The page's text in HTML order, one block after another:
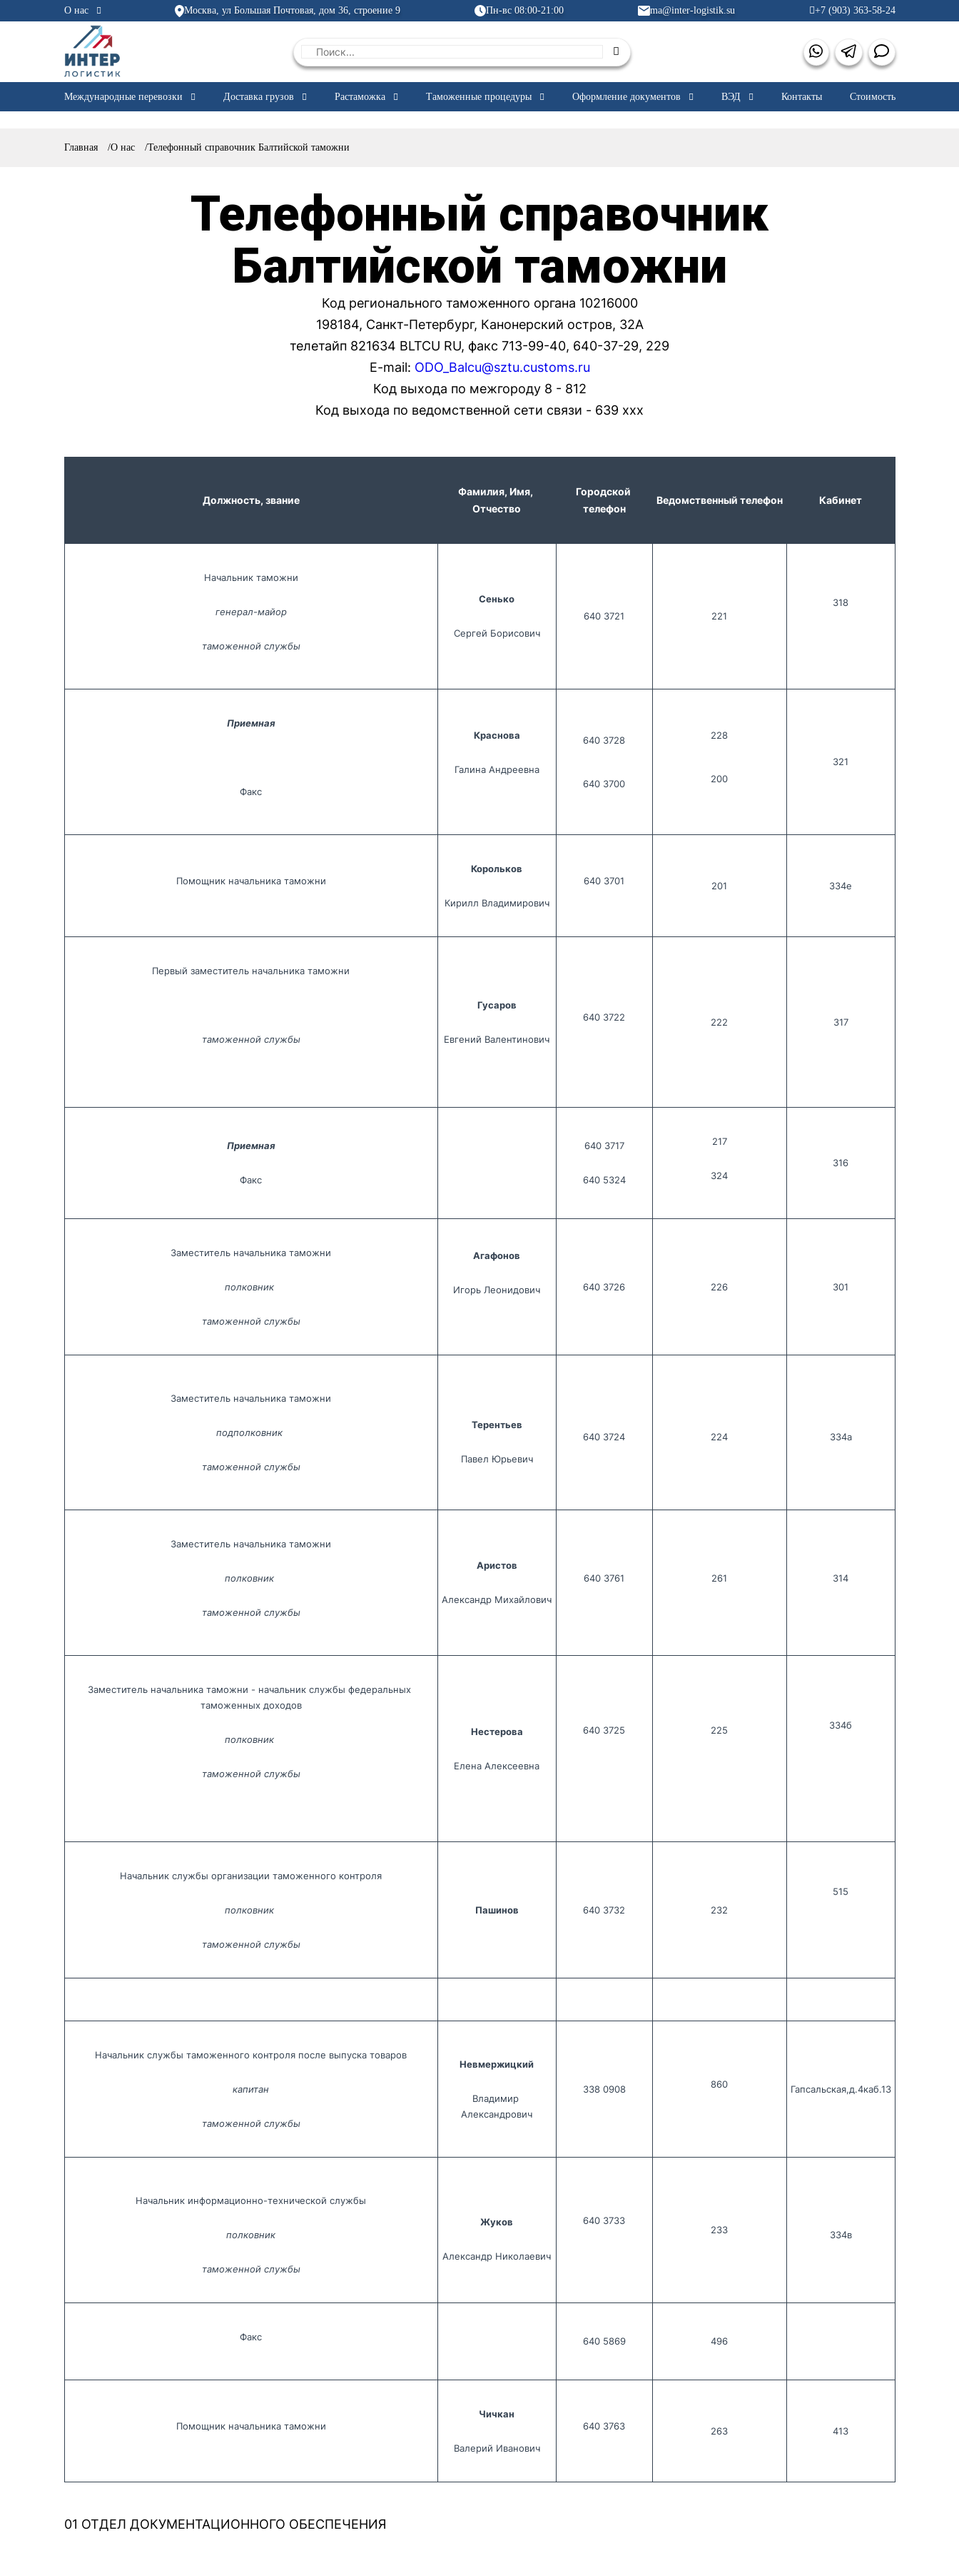
О нас Москва, ул Большая Почтовая, дом 36, строение 9 Пн-вс 08:00-21:00 ma@inter-logistik.su +7 (903) 363-58-24
Международные перевозки Доставка грузов Растаможка Таможенные процедуры Оформление документов ВЭД Контакты Стоимость
Главная /О нас /Телефонный справочник Балтийской таможни
Телефонный справочник
Балтийской таможни
Код регионального таможенного органа 10216000
198184, Санкт-Петербург, Канонерский остров, 32А
телетайп 821634 BLTCU RU, факс 713-99-40, 640-37-29, 229
E-mail: ODO_Balcu@sztu.customs.ru
Код выхода по межгороду 8 - 812
Код выхода по ведомственной сети связи - 639 ххх
Должность, звание
Фамилия, Имя,
Отчество
Городской
телефон
Ведомственный телефон Кабинет
Начальник таможни
генерал-майор
таможенной службы
Сенько
Сергей Борисович
640 3721 221
318
Приемная
Факс
Краснова
Галина Андреевна
640 3728
640 3700
228
200
321
Помощник начальника таможни
Корольков
Кирилл Владимирович
640 3701 201 334е
Первый заместитель начальника таможни
таможенной службы
Гусаров
Евгений Валентинович
640 3722 222 317
Приемная
Факс
640 3717
640 5324
217
324
316
Заместитель начальника таможни
полковник
таможенной службы
Агафонов
Игорь Леонидович 640 3726 226 301
Заместитель начальника таможни
подполковник
таможенной службы
Терентьев
Павел Юрьевич
640 3724 224 334а
Заместитель начальника таможни
полковник
таможенной службы
Аристов
Александр Михайлович
640 3761 261 314
Заместитель начальника таможни - начальник службы федеральных
таможенных доходов
полковник
таможенной службы
Нестерова
Елена Алексеевна
640 3725 225 334б
Начальник службы организации таможенного контроля
полковник
таможенной службы
Пашинов 640 3732 232
515
Начальник службы таможенного контроля после выпуска товаров
капитан
таможенной службы
Невмержицкий
Владимир
Александрович
338 0908 860 Гапсальская,д.4каб.13
Начальник информационно-технической службы
полковник
таможенной службы
Жуков
Александр Николаевич
640 3733
233
334в
Факс 640 5869 496
Помощник начальника таможни
Чичкан
Валерий Иванович
640 3763 263 413
01 ОТДЕЛ ДОКУМЕНТАЦИОННОГО ОБЕСПЕЧЕНИЯ